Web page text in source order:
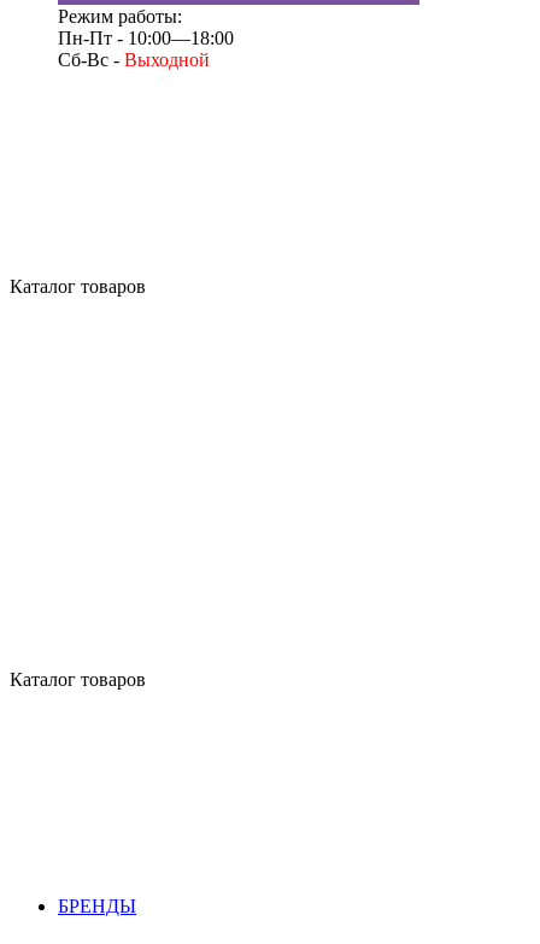
Режим работы:
Пн-Пт - 10:00—18:00
Сб-Вс - Выходной
Каталог товаров
Каталог товаров
БРЕНДЫ